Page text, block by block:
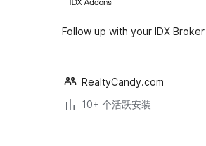
Follow up with your IDX
RealtyCandy.com
10+ 个活跃安装